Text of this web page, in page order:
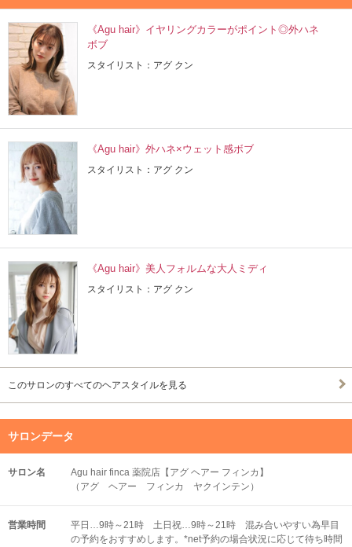
《Agu hair》イヤリングカラーがポイント◎外ハネ
ボブ
スタイリスト：アグ クン
《Agu hair》外ハネ×ウェット感ボブ
スタイリスト：アグ クン
《Agu hair》美人フォルムな大人ミディ
スタイリスト：アグ クン
このサロンのすべてのヘアスタイルを見る
サロンデータ
サロン名
Agu hair finca 薬院店【アグ ヘアー フィンカ】
（アグ ヘアー フィンカ ヤクインテン）
営業時間
平日…9時～21時 土日祝…9時～21時 混み合いやすい為早目
の予約をおすすめします。*net予約の場合状況に応じて待ち時間